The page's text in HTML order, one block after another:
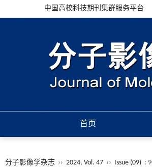
中国高校科技期刊集群服务平台
首页
分子影像学杂志 ›› 2024, Vol. 47 ›› Issue (09) :